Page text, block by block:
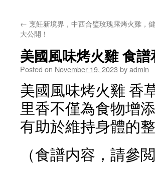
← 烹飪新境界，中西合璧玫瑰露烤火雞，
大公開！
美國風味烤火雞 食
Posted on November 19, 2023 byadmin
美國風味烤火雞 香
里香不僅為食物增
有助於維持身體的
（食譜内容，請參